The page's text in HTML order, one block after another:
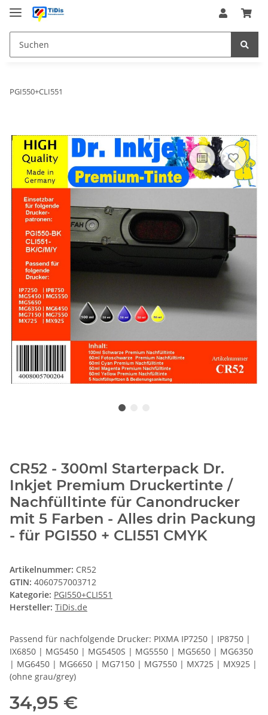
PGI550+CLI551
CR52 - 300ml Starterpack Dr.
Inkjet Premium Druckertinte /
Nachfülltinte für Canondrucker
mit 5 Farben - Alles drin Packung
- für PGI550 + CLI551 CMYK
Artikelnummer: CR52
GTIN: 4060757003712
Kategorie: PGI550+CLI551
Hersteller: TiDis.de
Passend für nachfolgende Drucker: PIXMA IP7250 | IP8750 |
IX6850 | MG5450 | MG5450S | MG5550 | MG5650 | MG6350
| MG6450 | MG6650 | MG7150 | MG7550 | MX725 | MX925 |
(ohne grau/grey)
34,95 €